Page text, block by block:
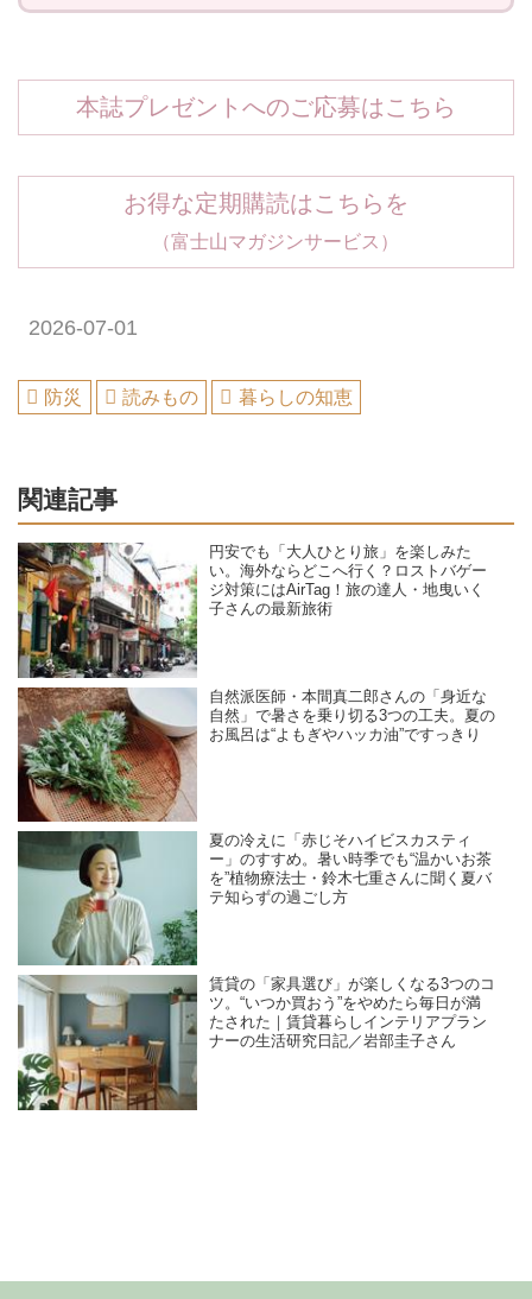
本誌プレゼントへのご応募はこちら
お得な定期購読はこちらを
（富士山マガジンサービス）
2026-07-01
防災 読みもの 暮らしの知恵
関連記事
円安でも「大人ひとり旅」を楽しみた
い。海外ならどこへ行く？ロストバゲー
ジ対策にはAirTag！旅の達人・地曳いく
子さんの最新旅術
自然派医師・本間真二郎さんの「身近な
自然」で暑さを乗り切る3つの工夫。夏の
お風呂は“よもぎやハッカ油”ですっきり
夏の冷えに「赤じそハイビスカスティ
ー」のすすめ。暑い時季でも“温かいお茶
を”植物療法士・鈴木七重さんに聞く夏バ
テ知らずの過ごし方
賃貸の「家具選び」が楽しくなる3つのコ
ツ。“いつか買おう”をやめたら毎日が満
たされた｜賃貸暮らしインテリアプラン
ナーの生活研究日記／岩部圭子さん